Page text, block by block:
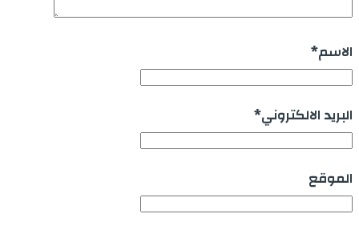
الاسم*
البريد الالكتروني*
الموقع